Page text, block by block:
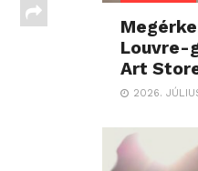
Louvre-
Art
2026.